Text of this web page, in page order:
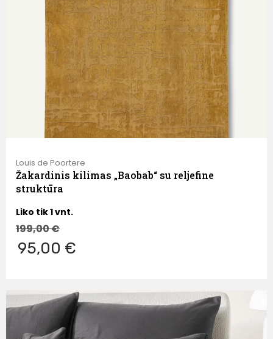
Louis de Poortere
Žakardinis kilimas „Baobab“ su reljefine
struktūra
Liko tik 1 vnt.
199,00€
95,00 €